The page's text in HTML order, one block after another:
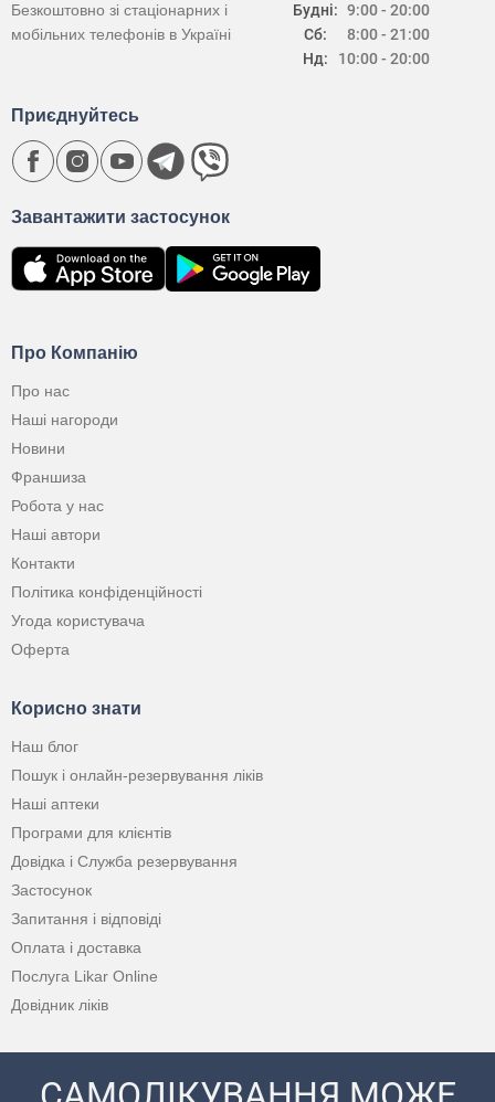
Будні:
Сб:
Нд:
9:00 - 20:00
8:00 - 21:00
10:00 - 20:00
Безкоштовно зі стаціонарних і
мобільних телефонів в Україні
Про Компанію
Про нас
Наші нагороди
Новини
Франшиза
Робота у нас
Наші автори
Контакти
Політика конфіденційності
Угода користувача
Оферта
Корисно знати
Наш блог
Пошук і онлайн-резервування ліків
Наші аптеки
Програми для клієнтів
Довідка і Служба резервування
Застосунок
Запитання і відповіді
Оплата і доставка
Послуга Likar Online
Довідник ліків
Завантажити застосунок
Приєднуйтесь